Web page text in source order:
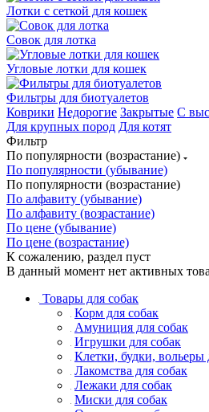
Лотки с сеткой для кошек
Совок для лотка
Угловые лотки для кошек
Фильтры для биотуалетов
Коврики Недорогие Закрытые С
Для крупных пород Для котят
Фильтр
По популярности (возрастание)
По популярности (убывание)
По популярности (возрастание)
По алфавиту (убывание)
По алфавиту (возрастание)
По цене (убывание)
По цене (возрастание)
К сожалению, раздел пуст
В данный момент нет активных
Товары для собак
Корм для собак
Амуниция для собак
Игрушки для собак
Клетки, будки, вольеры
Лакомства для собак
Лежаки для собак
Миски для собак